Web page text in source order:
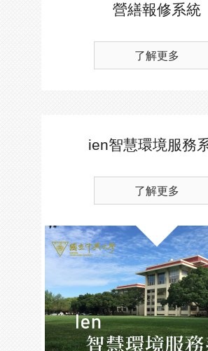
營繕報修系統
了解更多
ien智慧環境服務
了解更多